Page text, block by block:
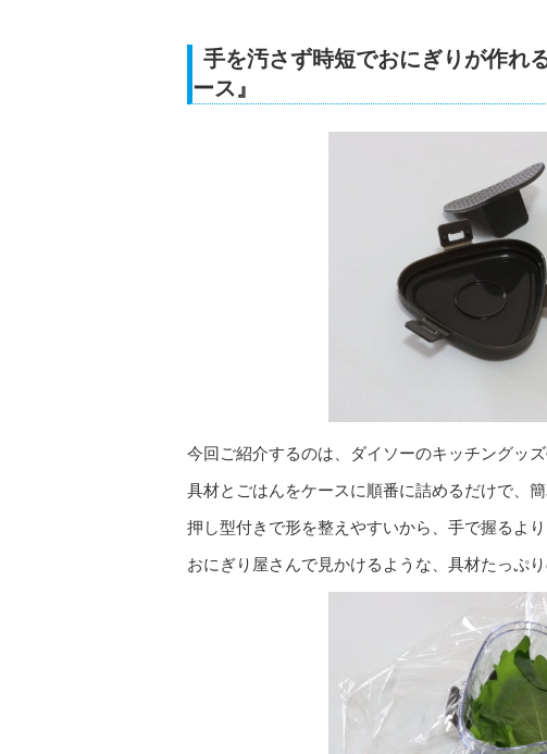
手を汚さず時短でおにぎりが作れ
ース』
今回ご紹介するのは、ダイソーのキッチングッ
具材とごはんをケースに順番に詰めるだけで、
押し型付きで形を整えやすいから、手で握るよ
おにぎり屋さんで見かけるような、具材たっぷ